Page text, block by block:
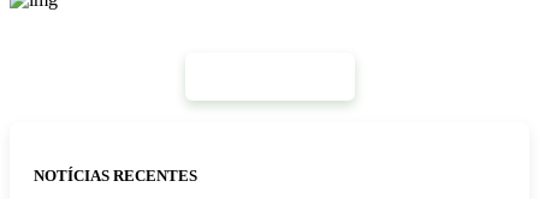
NOTÍCIAS RECENTES